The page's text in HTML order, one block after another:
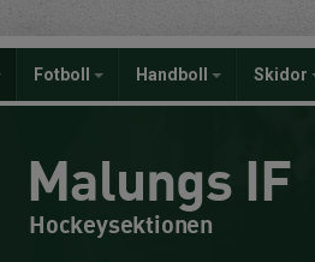
Fotboll Handboll Skidor
Malungs IF
Hockeysektionen